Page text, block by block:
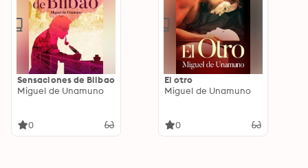
Sensaciones de Bilbao
Miguel de Unamuno
0
El otro
Miguel de Unamuno
0